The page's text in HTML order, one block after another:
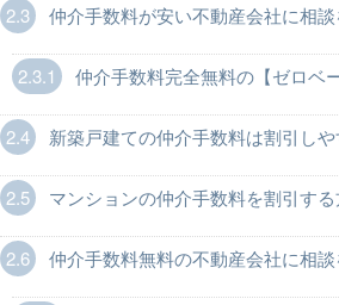
2.3 仲介手数料が安い不動産会社に相談
2.3.1 仲介手数料完全無料の【ゼロベー
2.4 新築戸建ての仲介手数料は割引しや
2.5 マンションの仲介手数料を割引す
2.6 仲介手数料無料の不動産会社に相談